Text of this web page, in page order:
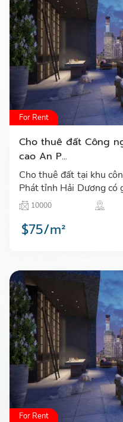
For Rent
Cho thuê đất Công
cao An P...
Cho thuê đất tại khu
Phát tỉnh Hải Dương có
sở vật chất đầy đủ và
10000
$75/m²
For Rent